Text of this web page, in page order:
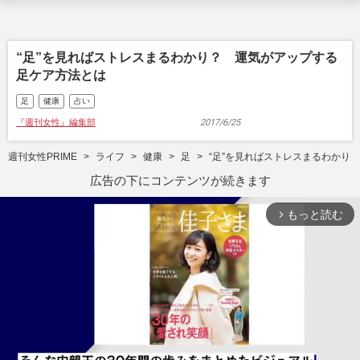
“足”を見ればストレスまるわかり？ 運気がアップする
足ケア方法とは
足 健康 占い
『週刊女性』編集部 2017/6/25
週刊女性PRIME ライフ 健康 足 “足”を見ればストレスまるわか
広告の下にコンテンツが続きます
arrow_forward_ios もっと読む